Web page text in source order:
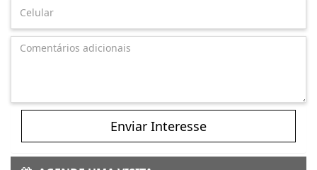
Enviar Interesse